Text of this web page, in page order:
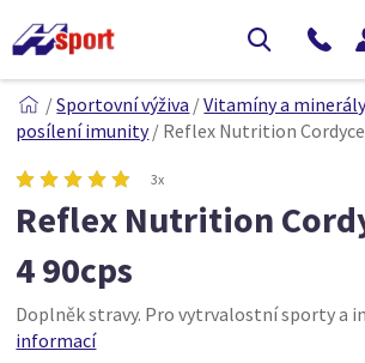
/Sportovní výživa /Vitamíny a
posílení imunity/ Reflex Nutrition
3x
Reflex Nutrition
4 90cps
Doplněk stravy. Pro vytrvalostní sporty a
informací